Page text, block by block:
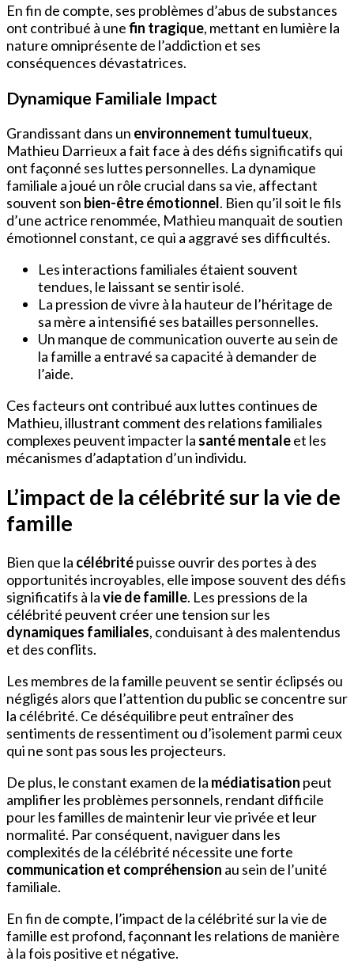
En fin de compte, ses problèmes d’abus de substances
ont contribué à unefin tragique, mettant en lumière la
nature omniprésente de l’addiction et ses
conséquences dévastatrices.
Dynamique Familiale Impact
Grandissant dans un environnement tumultueux,
Mathieu Darrieux a fait face à des défis significatifs qui
ont façonné ses luttes personnelles. La dynamique
familiale a joué un rôle crucial dans sa vie, affectant
souvent son bien-être émotionnel. Bien qu’il soit le fils
d’une actrice renommée, Mathieu manquait de soutien
émotionnel constant, ce qui a aggravé ses difficultés.
Les interactions familiales étaient souvent
tendues, le laissant se sentir isolé.
La pression de vivre à la hauteur de l’héritage de
sa mère a intensifié ses batailles personnelles.
Un manque de communication ouverte au sein de
la famille a entravé sa capacité à demander de
l’aide.
Ces facteurs ont contribué aux luttes continues de
Mathieu, illustrant comment des relations familiales
complexes peuvent impacter la santé mentaleet les
mécanismes d’adaptation d’un individu.
L’impact de la célébrité sur la vie de
famille
Bien que la célébritépuisse ouvrir des portes à des
opportunités incroyables, elle impose souvent des défis
significatifs à lavie de famille. Les pressions de la
célébrité peuvent créer une tension sur les
dynamiques familiales, conduisant à des malentendus
et des conflits.
Les membres de la famille peuvent se sentir éclipsés ou
négligés alors que l’attention du public se concentre sur
la célébrité. Ce déséquilibre peut entraîner des
sentiments de ressentiment ou d’isolement parmi ceux
qui ne sont pas sous les projecteurs.
De plus, le constant examen de la médiatisation peut
amplifier les problèmes personnels, rendant difficile
pour les familles de maintenir leur vie privée et leur
normalité. Par conséquent, naviguer dans les
complexités de la célébrité nécessite une forte
communication et compréhension au sein de l’unité
familiale.
En fin de compte, l’impact de la célébrité sur la vie de
famille est profond, façonnant les relations de manière
à la fois positive et négative.